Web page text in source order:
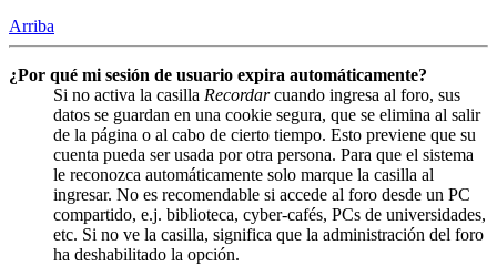
Arriba
¿Por qué mi sesión de usuario expira automáticamente?
Si no activa la casilla Recordarcuando ingresa al foro, sus
datos se guardan en una cookie segura, que se elimina al salir
de la página o al cabo de cierto tiempo. Esto previene que su
cuenta pueda ser usada por otra persona. Para que el sistema
le reconozca automáticamente solo marque la casilla al
ingresar. No es recomendable si accede al foro desde un PC
compartido, e.j. biblioteca, cyber-cafés, PCs de universidades,
etc. Si no ve la casilla, significa que la administración del foro
ha deshabilitado la opción.